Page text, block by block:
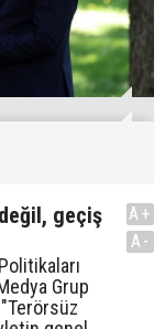
geçiş
Grup
A+
A-